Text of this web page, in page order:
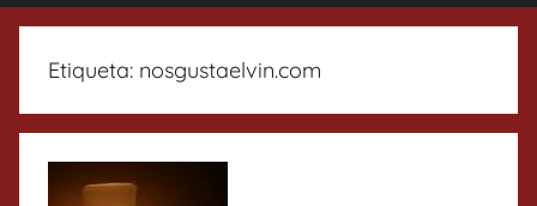
Etiqueta: nosgustaelvin.com